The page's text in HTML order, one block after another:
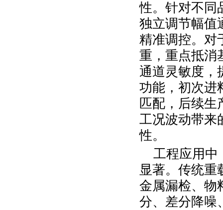
性。针对不同
独立调节幅值
精准调控。对
重，重点抵消
通道灵敏度，
功能，初次进
匹配，后续生
工况波动带来
性。
工程应用中
显著。传统重
金属漏检、物
分、差分降噪